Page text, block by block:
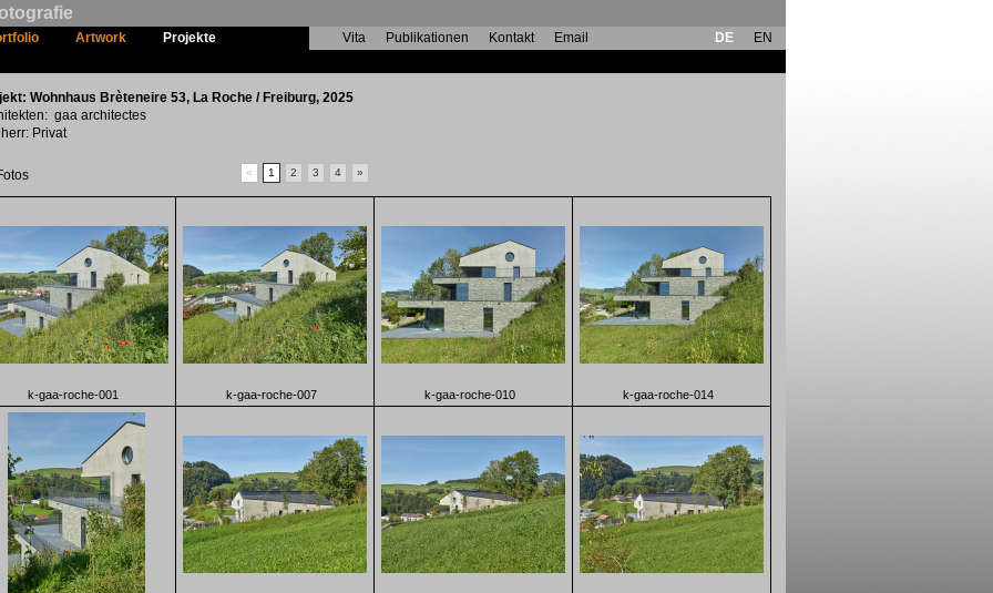
Artwork Projekte Vita Publikationen Kontakt Email DE
EN
Wohnhaus Brèteneire 53, La Roche / Freiburg, 2025
gaa architectes
Privat
« 1 2 3 4 »
k-gaa-roche-001 k-gaa-roche-007 k-gaa-roche-010 k-gaa-roche-014